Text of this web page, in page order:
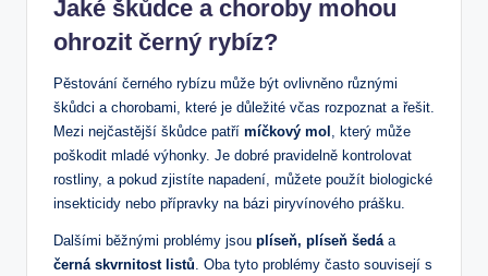
Jaké škůdce a choroby mohou
ohrozit černý rybíz?
Pěstování černého rybízu může být ovlivněno různými
škůdci a chorobami, které je důležité včas rozpoznat a řešit.
Mezi nejčastější škůdce patří míčkový mol , který může
poškodit mladé výhonky. Je dobré pravidelně kontrolovat
rostliny, a pokud zjistíte napadení, můžete použít biologické
insekticidy nebo přípravky na bázi piryvínového prášku.
Dalšími běžnými problémy jsou plíseň, plíseň šedá a
černá skvrnitost listů . Oba tyto problémy často souvisejí s